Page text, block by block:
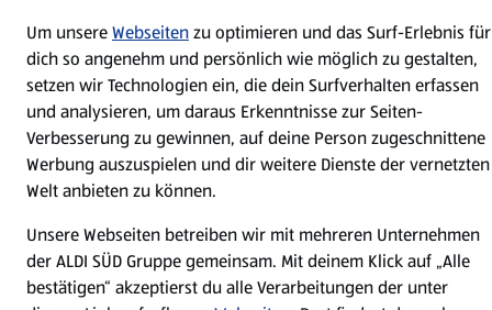
Presse
Hilfe & Kontakt
(öffnet in einem neuen Tab)
Unternehmen
Folge uns hier:
Um unsereWebseitenzu optimieren und das Surf-Erlebnis für
dich so angenehm und persönlich wie möglich zu gestalten,
setzen wir Technologien ein, die dein Surfverhalten erfassen
und analysieren, um daraus Erkenntnisse zur Seiten-
Verbesserung zu gewinnen, auf deine Person zugeschnittene
Werbung auszuspielen und dir weitere Dienste der vernetzten
Welt anbieten zu können.
Unsere Webseiten betreiben wir mit mehreren Unternehmen
der ALDI SÜD Gruppe gemeinsam. Mit deinem Klick auf „Alle
bestätigen“ akzeptierst du alle Verarbeitungen der unter